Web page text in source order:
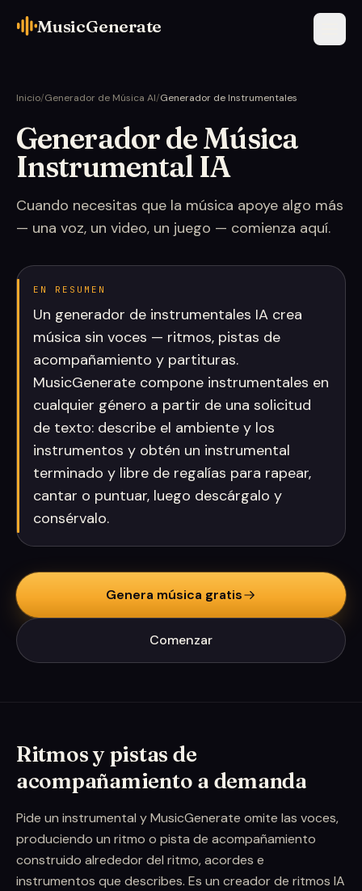
MusicGenerate
Inicio/Generador de Música AI/Generador de Instrumentales
Generador de Música
Instrumental IA
Cuando necesitas que la música apoye algo más
— una voz, un video, un juego — comienza aquí.
EN RESUMEN
Un generador de instrumentales IA crea
música sin voces — ritmos, pistas de
acompañamiento y partituras.
MusicGenerate compone instrumentales en
cualquier género a partir de una solicitud
de texto: describe el ambiente y los
instrumentos y obtén un instrumental
terminado y libre de regalías para rapear,
cantar o puntuar, luego descárgalo y
consérvalo.
Genera música gratis
Comenzar
Ritmos y pistas de
acompañamiento a demanda
Pide un instrumental y MusicGenerate omite las voces,
produciendo un ritmo o pista de acompañamiento
construido alrededor del ritmo, acordes e
instrumentos que describes. Es un creador de ritmos IA